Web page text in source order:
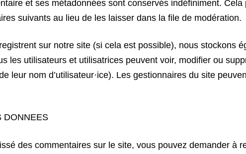
et ses métadonnées sont conservés indéfiniment.
suivants au lieu de les laisser dans la file de modération.
sur notre site (si cela est possible), nous stockons
les utilisateurs et utilisatrices peuvent voir, modifier ou
leur nom d’utilisateur·ice). Les gestionnaires du site
DONNEES
des commentaires sur le site, vous pouvez demander à